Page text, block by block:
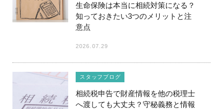
生命保険は本当に相続対策になる？
知っておきたい3つのメリットと注
意点
2026.07.29
スタッフブログ
相続税申告で財産情報を他の税理士
へ渡しても大丈夫？守秘義務と情報